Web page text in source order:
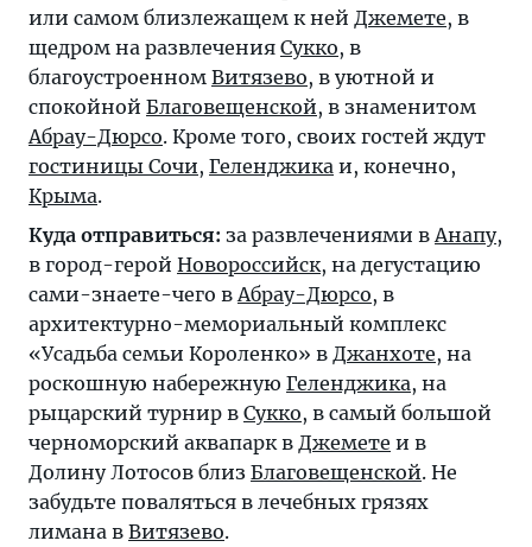
или самом близлежащем к ней Джемете, в
щедром на развлечения Сукко, в
благоустроенном Витязево, в уютной и
спокойной Благовещенской, в знаменитом
Абрау-Дюрсо. Кроме того, своих гостей ждут
гостиницы Сочи, Геленджика и, конечно,
Крыма.
Куда отправиться: за развлечениями вАнапу,
в город-герой Новороссийск, на дегустацию
сами-знаете-чего вАбрау-Дюрсо, в
архитектурно-мемориальный комплекс
«Усадьба семьи Короленко» в Джанхоте, на
роскошную набережную Геленджика, на
рыцарский турнир в Сукко, в самый большой
черноморский аквапарк в Джемете и в
Долину Лотосов близ Благовещенской. Не
забудьте поваляться в лечебных грязях
лимана в Витязево.